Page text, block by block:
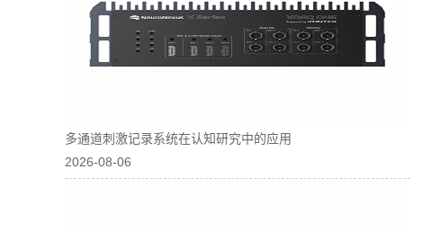
多通道刺激记录系统在认知研究中的应用
2026-08-06